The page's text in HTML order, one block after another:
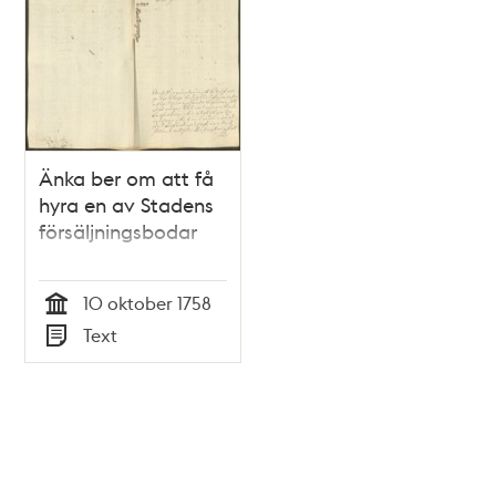
Änka ber om att få
hyra en av Stadens
försäljningsbodar
Tid
10 oktober 1758
Typ
Text